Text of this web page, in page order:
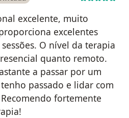
excelente, muito
excelentes
O nível da terapia
quanto remoto.
a passar por um
passado e lidar com
fortemente